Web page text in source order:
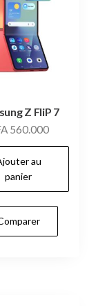
Z FliP 7
560.000
au
panier